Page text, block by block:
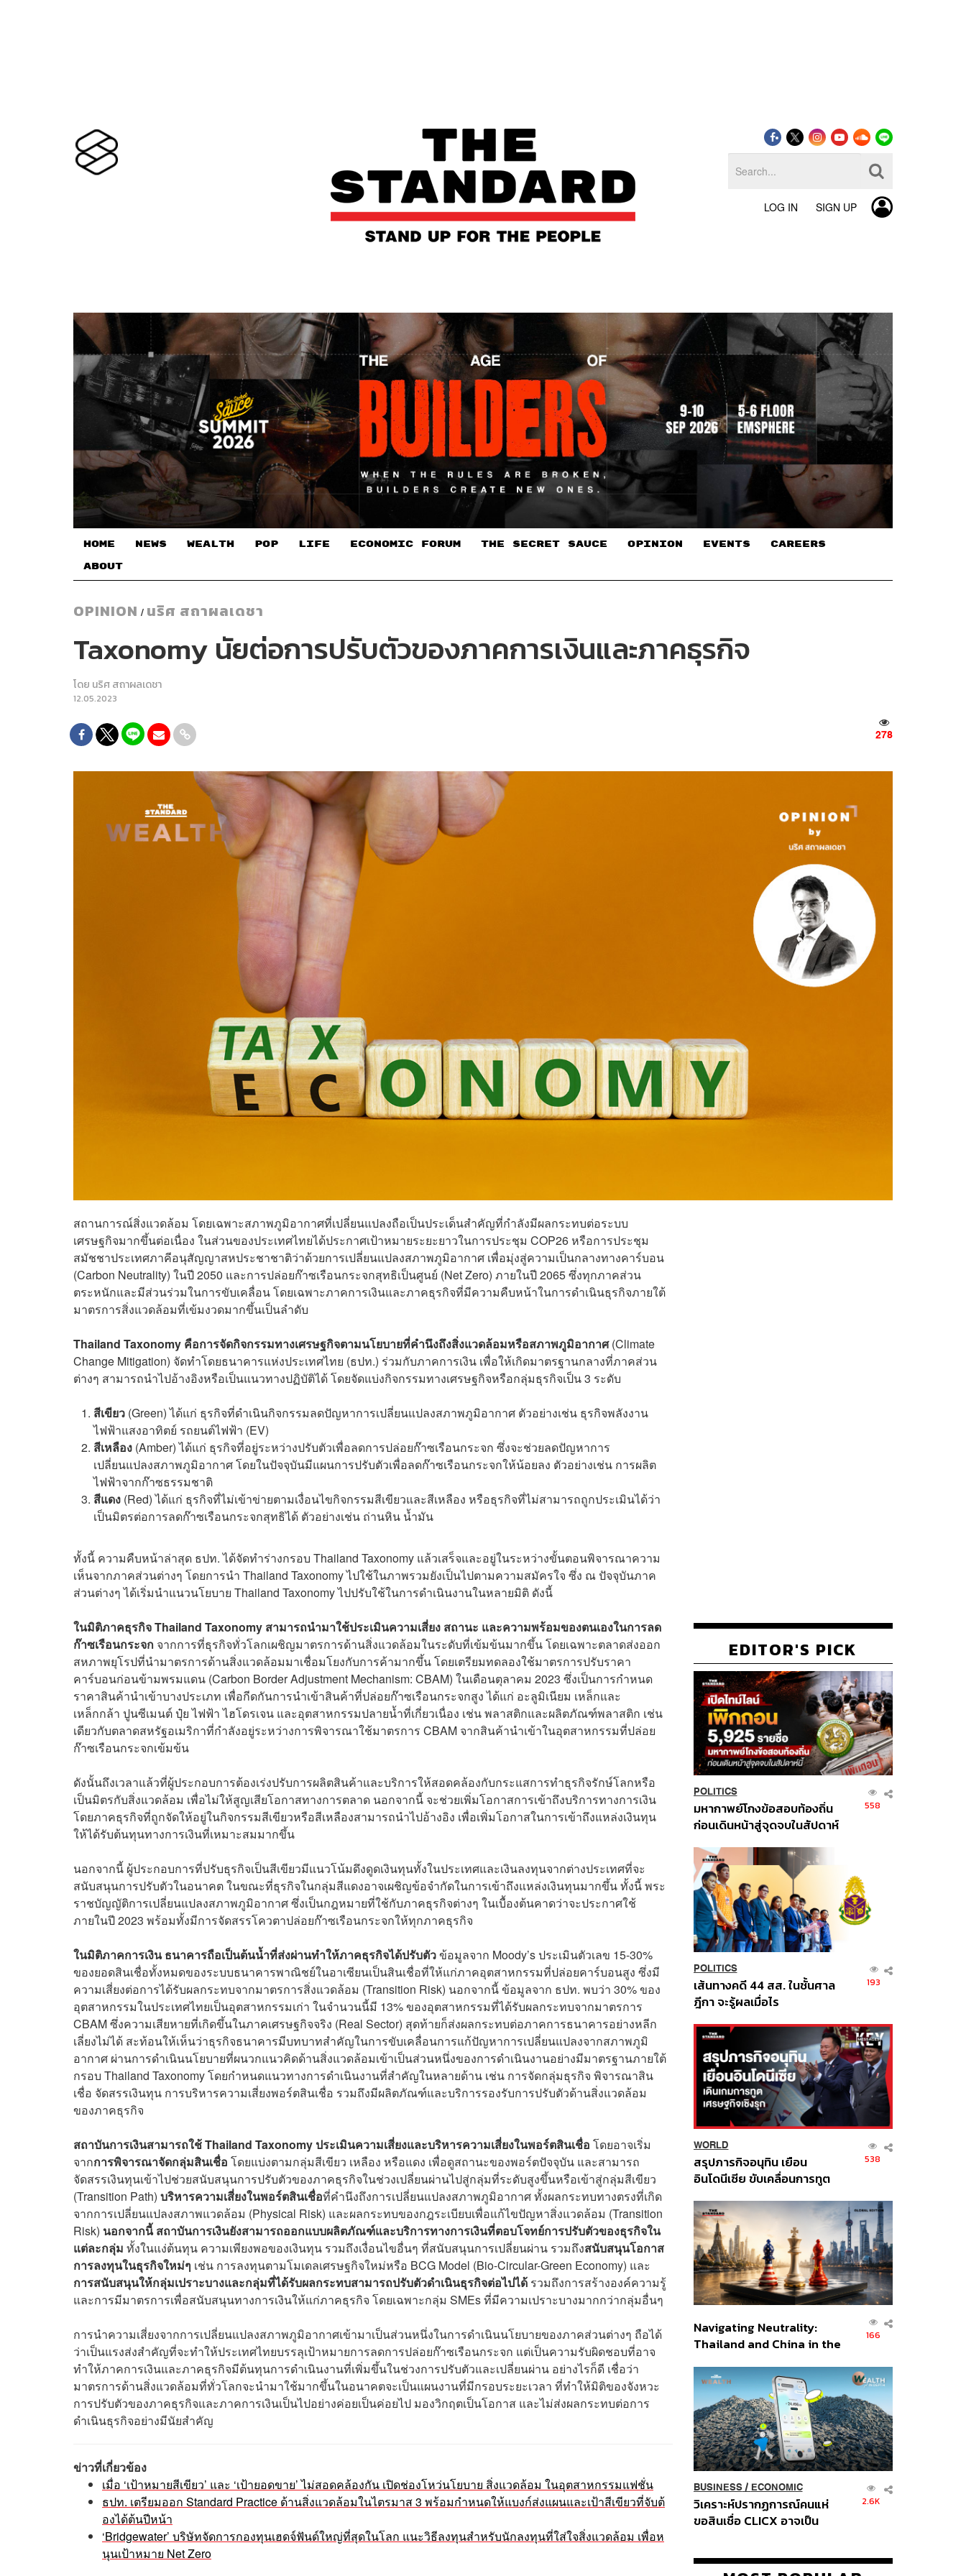
LOG IN SIGN UP
HOME NEWS WEALTH POP LIFE ECONOMIC FORUM THE SECRET SAUCE​ OPINION EVENTS CAREERS
ABOUT
OPINION / นริศ สถาผลเดชา
Taxonomy นัยต่อการปรับตัวของภาคการเงินและภาคธุรกิจ
โดย นริศ สถาผลเดชา
12.05.2023
278
สถานการณ์สิ่งแวดล้อม โดยเฉพาะสภาพภูมิอากาศที่เปลี่ยนแปลงถือเป็นประเด็นสำคัญที่กำลังมีผลกระทบต่อระบบ
เศรษฐกิจมากขึ้นต่อเนื่อง ในส่วนของประเทศไทยได้ประกาศเป้าหมายระยะยาวในการประชุม COP26 หรือการประชุม
สมัชชาประเทศภาคีอนุสัญญาสหประชาชาติว่าด้วยการเปลี่ยนแปลงสภาพภูมิอากาศ เพื่อมุ่งสู่ความเป็นกลางทางคาร์บอน
(Carbon Neutrality) ในปี 2050 และการปล่อยก๊าซเรือนกระจกสุทธิเป็นศูนย์ (Net Zero) ภายในปี 2065 ซึ่งทุกภาคส่วน
ตระหนักและมีส่วนร่วมในการขับเคลื่อน โดยเฉพาะภาคการเงินและภาคธุรกิจที่มีความคืบหน้าในการดำเนินธุรกิจภายใต้
มาตรการสิ่งแวดล้อมที่เข้มงวดมากขึ้นเป็นลำดับ
Thailand Taxonomy คือการจัดกิจกรรมทางเศรษฐกิจตามนโยบายที่คำนึงถึงสิ่งแวดล้อมหรือสภาพภูมิอากาศ(Climate
Change Mitigation) จัดทำโดยธนาคารแห่งประเทศไทย (ธปท.) ร่วมกับภาคการเงิน เพื่อให้เกิดมาตรฐานกลางที่ภาคส่วน
ต่างๆ สามารถนำไปอ้างอิงหรือเป็นแนวทางปฏิบัติได้ โดยจัดแบ่งกิจกรรมทางเศรษฐกิจหรือกลุ่มธุรกิจเป็น 3 ระดับ
สีเขียว (Green) ได้แก่ ธุรกิจที่ดำเนินกิจกรรมลดปัญหาการเปลี่ยนแปลงสภาพภูมิอากาศ ตัวอย่างเช่น ธุรกิจพลังงาน
ไฟฟ้าแสงอาทิตย์ รถยนต์ไฟฟ้า (EV)
สีเหลือง (Amber) ได้แก่ ธุรกิจที่อยู่ระหว่างปรับตัวเพื่อลดการปล่อยก๊าซเรือนกระจก ซึ่งจะช่วยลดปัญหาการ
เปลี่ยนแปลงสภาพภูมิอากาศ โดยในปัจจุบันมีแผนการปรับตัวเพื่อลดก๊าซเรือนกระจกให้น้อยลง ตัวอย่างเช่น การผลิต
ไฟฟ้าจากก๊าซธรรมชาติ
สีแดง (Red) ได้แก่ ธุรกิจที่ไม่เข้าข่ายตามเงื่อนไขกิจกรรมสีเขียวและสีเหลือง หรือธุรกิจที่ไม่สามารถถูกประเมินได้ว่า
เป็นมิตรต่อการลดก๊าซเรือนกระจกสุทธิได้ ตัวอย่างเช่น ถ่านหิน น้ำมัน
ทั้งนี้ ความคืบหน้าล่าสุด ธปท. ได้จัดทำร่างกรอบ Thailand Taxonomy แล้วเสร็จและอยู่ในระหว่างขั้นตอนพิจารณาความ
เห็นจากภาคส่วนต่างๆ โดยการนำ Thailand Taxonomy ไปใช้ในภาพรวมยังเป็นไปตามความสมัครใจ ซึ่ง ณ ปัจจุบันภาค
ส่วนต่างๆ ได้เริ่มนำแนวนโยบาย Thailand Taxonomy ไปปรับใช้ในการดำเนินงานในหลายมิติ ดังนี้
ในมิติภาคธุรกิจ Thailand Taxonomy สามารถนำมาใช้ประเมินความเสี่ยง สถานะ และความพร้อมของตนเองในการลด
ก๊าซเรือนกระจก จากการที่ธุรกิจทั่วโลกเผชิญมาตรการด้านสิ่งแวดล้อมในระดับที่เข้มข้นมากขึ้น โดยเฉพาะตลาดส่งออก
สหภาพยุโรปที่นำมาตรการด้านสิ่งแวดล้อมมาเชื่อมโยงกับการค้ามากขึ้น โดยเตรียมทดลองใช้มาตรการปรับราคา
คาร์บอนก่อนข้ามพรมแดน (Carbon Border Adjustment Mechanism: CBAM) ในเดือนตุลาคม 2023 ซึ่งเป็นการกำหนด
ราคาสินค้านำเข้าบางประเภท เพื่อกีดกันการนำเข้าสินค้าที่ปล่อยก๊าซเรือนกระจกสูง ได้แก่ อะลูมิเนียม เหล็กและ
เหล็กกล้า ปูนซีเมนต์ ปุ๋ย ไฟฟ้า ไฮโดรเจน และอุตสาหกรรมปลายน้ำที่เกี่ยวเนื่อง เช่น พลาสติกและผลิตภัณฑ์พลาสติก เช่น
เดียวกับตลาดสหรัฐอเมริกาที่กำลังอยู่ระหว่างการพิจารณาใช้มาตรการ CBAM จากสินค้านำเข้าในอุตสาหกรรมที่ปล่อย
ก๊าซเรือนกระจกเข้มข้น
ดังนั้นถึงเวลาแล้วที่ผู้ประกอบการต้องเร่งปรับการผลิตสินค้าและบริการให้สอดคล้องกับกระแสการทำธุรกิจรักษ์โลกหรือ
เป็นมิตรกับสิ่งแวดล้อม เพื่อไม่ให้สูญเสียโอกาสทางการตลาด นอกจากนี้ จะช่วยเพิ่มโอกาสการเข้าถึงบริการทางการเงิน
โดยภาคธุรกิจที่ถูกจัดให้อยู่ในกิจกรรมสีเขียวหรือสีเหลืองสามารถนำไปอ้างอิง เพื่อเพิ่มโอกาสในการเข้าถึงแหล่งเงินทุน
ให้ได้รับต้นทุนทางการเงินที่เหมาะสมมากขึ้น
นอกจากนี้ ผู้ประกอบการที่ปรับธุรกิจเป็นสีเขียวมีแนวโน้มดึงดูดเงินทุนทั้งในประเทศและเงินลงทุนจากต่างประเทศที่จะ
สนับสนุนการปรับตัวในอนาคต ในขณะที่ธุรกิจในกลุ่มสีแดงอาจเผชิญข้อจำกัดในการเข้าถึงแหล่งเงินทุนมากขึ้น ทั้งนี้ พระ
ราชบัญญัติการเปลี่ยนแปลงสภาพภูมิอากาศ ซึ่งเป็นกฎหมายที่ใช้กับภาคธุรกิจต่างๆ ในเบื้องต้นคาดว่าจะประกาศใช้
ภายในปี 2023 พร้อมทั้งมีการจัดสรรโควตาปล่อยก๊าซเรือนกระจกให้ทุกภาคธุรกิจ
ในมิติภาคการเงิน ธนาคารถือเป็นต้นน้ำที่ส่งผ่านทำให้ภาคธุรกิจได้ปรับตัวข้อมูลจาก Moody’s ประเมินตัวเลข 15-30%
ของยอดสินเชื่อทั้งหมดของระบบธนาคารพาณิชย์ในอาเซียนเป็นสินเชื่อที่ให้แก่ภาคอุตสาหกรรมที่ปล่อยคาร์บอนสูง ซึ่งมี
ความเสี่ยงต่อการได้รับผลกระทบจากมาตรการสิ่งแวดล้อม (Transition Risk) นอกจากนี้ ข้อมูลจาก ธปท. พบว่า 30% ของ
อุตสาหกรรมในประเทศไทยเป็นอุตสาหกรรมเก่า ในจำนวนนี้มี 13% ของอุตสาหกรรมที่ได้รับผลกระทบจากมาตรการ
CBAM ซึ่งความเสียหายที่เกิดขึ้นในภาคเศรษฐกิจจริง (Real Sector) สุดท้ายก็ส่งผลกระทบต่อภาคการธนาคารอย่างหลีก
เลี่ยงไม่ได้ สะท้อนให้เห็นว่าธุรกิจธนาคารมีบทบาทสำคัญในการขับเคลื่อนการแก้ปัญหาการเปลี่ยนแปลงจากสภาพภูมิ
อากาศ ผ่านการดำเนินนโยบายที่ผนวกแนวคิดด้านสิ่งแวดล้อมเข้าเป็นส่วนหนึ่งของการดำเนินงานอย่างมีมาตรฐานภายใต้
กรอบ Thailand Taxonomy โดยกำหนดแนวทางการดำเนินงานที่สำคัญในหลายด้าน เช่น การจัดกลุ่มธุรกิจ พิจารณาสิน
เชื่อ จัดสรรเงินทุน การบริหารความเสี่ยงพอร์ตสินเชื่อ รวมถึงมีผลิตภัณฑ์และบริการรองรับการปรับตัวด้านสิ่งแวดล้อม
ของภาคธุรกิจ
สถาบันการเงินสามารถใช้ Thailand Taxonomy ประเมินความเสี่ยงและบริหารความเสี่ยงในพอร์ตสินเชื่อ โดยอาจเริ่ม
จากการพิจารณาจัดกลุ่มสินเชื่อ โดยแบ่งตามกลุ่มสีเขียว เหลือง หรือแดง เพื่อดูสถานะของพอร์ตปัจจุบัน และสามารถ
จัดสรรเงินทุนเข้าไปช่วยสนับสนุนการปรับตัวของภาคธุรกิจในช่วงเปลี่ยนผ่านไปสู่กลุ่มที่ระดับสูงขึ้นหรือเข้าสู่กลุ่มสีเขียว
(Transition Path) บริหารความเสี่ยงในพอร์ตสินเชื่อที่คำนึงถึงการเปลี่ยนแปลงสภาพภูมิอากาศ ทั้งผลกระทบทางตรงที่เกิด
จากการเปลี่ยนแปลงสภาพแวดล้อม (Physical Risk) และผลกระทบของกฎระเบียบเพื่อแก้ไขปัญหาสิ่งแวดล้อม (Transition
Risk) นอกจากนี้ สถาบันการเงินยังสามารถออกแบบผลิตภัณฑ์และบริการทางการเงินที่ตอบโจทย์การปรับตัวของธุรกิจใน
แต่ละกลุ่ม ทั้งในแง่ต้นทุน ความเพียงพอของเงินทุน รวมถึงเงื่อนไขอื่นๆ ที่สนับสนุนการเปลี่ยนผ่าน รวมถึงสนับสนุนโอกาส
การลงทุนในธุรกิจใหม่ๆ เช่น การลงทุนตามโมเดลเศรษฐกิจใหม่หรือ BCG Model (Bio-Circular-Green Economy) และ
การสนับสนุนให้กลุ่มเปราะบางและกลุ่มที่ได้รับผลกระทบสามารถปรับตัวดำเนินธุรกิจต่อไปได้ รวมถึงการสร้างองค์ความรู้
และการมีมาตรการเพื่อสนับสนุนทางการเงินให้แก่ภาคธุรกิจ โดยเฉพาะกลุ่ม SMEs ที่มีความเปราะบางมากกว่ากลุ่มอื่นๆ
การนำความเสี่ยงจากการเปลี่ยนแปลงสภาพภูมิอากาศเข้ามาเป็นส่วนหนึ่งในการดำเนินนโยบายของภาคส่วนต่างๆ ถือได้
ว่าเป็นแรงส่งสำคัญที่จะทำให้ประเทศไทยบรรลุเป้าหมายการลดการปล่อยก๊าซเรือนกระจก แต่เป็นความรับผิดชอบที่อาจ
ทำให้ภาคการเงินและภาคธุรกิจมีต้นทุนการดำเนินงานที่เพิ่มขึ้นในช่วงการปรับตัวและเปลี่ยนผ่าน อย่างไรก็ดี เชื่อว่า
มาตรการด้านสิ่งแวดล้อมที่ทั่วโลกจะนำมาใช้มากขึ้นในอนาคตจะเป็นแผนงานที่มีกรอบระยะเวลา ที่ทำให้มิติของจังหวะ
การปรับตัวของภาคธุรกิจและภาคการเงินเป็นไปอย่างค่อยเป็นค่อยไป มองวิกฤตเป็นโอกาส และไม่ส่งผลกระทบต่อการ
ดำเนินธุรกิจอย่างมีนัยสำคัญ
ข่าวที่เกี่ยวข้อง
เมื่อ ‘เป้าหมายสีเขียว’ และ ‘เป้ายอดขาย’ ไม่สอดคล้องกัน เปิดช่องโหว่นโยบาย สิ่งแวดล้อม ในอุตสาหกรรมแฟชั่น
ธปท. เตรียมออก Standard Practice ด้านสิ่งแวดล้อมในไตรมาส 3 พร้อมกำหนดให้แบงก์ส่งแผนและเป้าสีเขียวที่จับต้
องได้ต้นปีหน้า
‘Bridgewater’ บริษัทจัดการกองทุนเฮดจ์ฟันด์ใหญ่ที่สุดในโลก แนะวิธีลงทุนสำหรับนักลงทุนที่ใส่ใจสิ่งแวดล้อม เพื่อห
นุนเป้าหมาย Net Zero
EDITOR'S PICK
POLITICS
มหากาพย์โกงข้อสอบท้องถิ่น
ก่อนเดินหน้าสู่จุดจบในสัปดาห์
558
POLITICS
เส้นทางคดี 44 สส. ในชั้นศาล
ฎีกา จะรู้ผลเมื่อไร
193
WORLD
สรุปภารกิจอนุทิน เยือน
อินโดนีเซีย ขับเคลื่อนการทูต
ส่วนยุทธศาสตร์ไทย –
อินโดนีเซีย
538
Navigating Neutrality:
Thailand and China in the
Order
166
BUSINESS/ ECONOMIC
วิเคราะห์ปรากฏการณ์คนแห่
ขอสินเชื่อ CLICX อาจเป็น
ปัญหาหนี้ครัวเรือนไทยที่ถูกซุก
2.6K